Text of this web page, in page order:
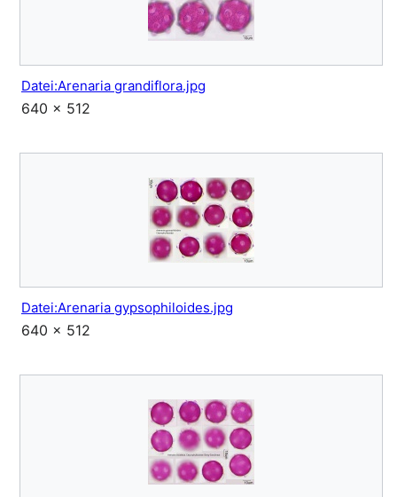
Datei:Arenaria grandiflora.jpg
640 × 512
Datei:Arenaria gypsophiloides.jpg
640 × 512